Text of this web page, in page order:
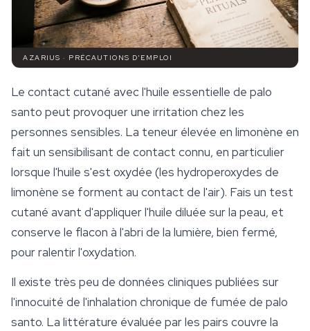
AZARIUS · PRÉCAUTIONS D'EMPLOI
Le contact cutané avec l'huile essentielle de palo
santo peut provoquer une irritation chez les
personnes sensibles. La teneur élevée en limonène en
fait un sensibilisant de contact connu, en particulier
lorsque l'huile s'est oxydée (les hydroperoxydes de
limonène se forment au contact de l'air). Fais un test
cutané avant d'appliquer l'huile diluée sur la peau, et
conserve le flacon à l'abri de la lumière, bien fermé,
pour ralentir l'oxydation.
Il existe très peu de données cliniques publiées sur
l'innocuité de l'inhalation chronique de fumée de palo
santo. La littérature évaluée par les pairs couvre la